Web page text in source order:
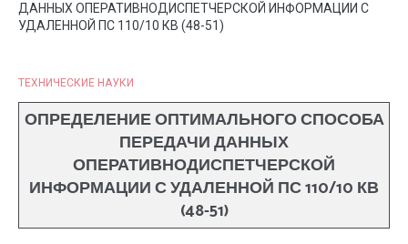
ДАННЫХ ОПЕРАТИВНОДИСПЕТЧЕРСКОЙ ИНФОРМАЦИИ С
УДАЛЕННОЙ ПС 110/10 КВ (48-51)
ТЕХНИЧЕСКИЕ НАУКИ
ОПРЕДЕЛЕНИЕ ОПТИМАЛЬНОГО СПОСОБА
ПЕРЕДАЧИ ДАННЫХ
ОПЕРАТИВНОДИСПЕТЧЕРСКОЙ
ИНФОРМАЦИИ С УДАЛЕННОЙ ПС 110/10 КВ
(48-51)